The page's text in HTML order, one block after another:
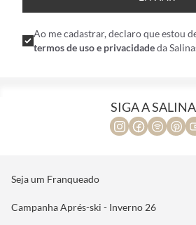
Ao me cadastrar, declaro que estou
termos de uso e privacidadeda
SIGA A
Seja um Franqueado
Campanha Aprés-ski - Inverno 26